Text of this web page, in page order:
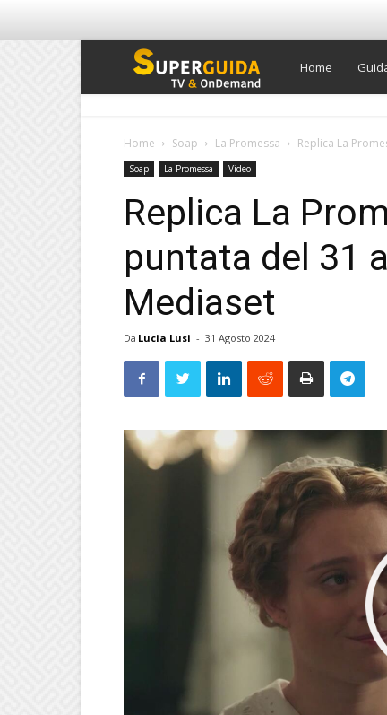
Super
Home
Home Soap La Promessa Replica La
Soap La Promessa Video
Replica La
puntata del 31
Mediaset
Da Lucia Lusi - 31 Agosto 2024